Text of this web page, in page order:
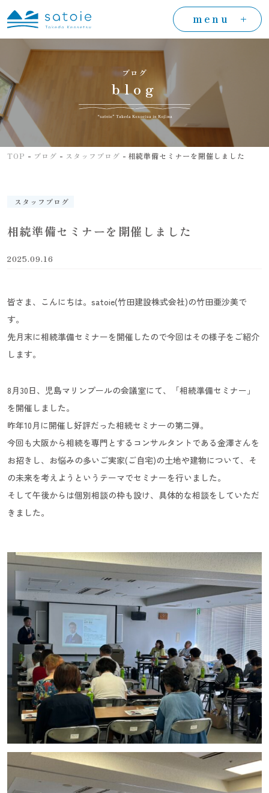
menu
ブログ
blog
TOP - ブログ - スタッフブログ - 相続準備セミナーを開催しました
スタッフブログ
相続準備セミナーを開催しました
2025.09.16
皆さま、こんにちは。satoie(竹田建設株式会社)の竹田亜沙美で
す。
先月末に相続準備セミナーを開催したので今回はその様子をご紹介
します。
8月30日、児島マリンプールの会議室にて、「相続準備セミナー」
を開催しました。
昨年10月に開催し好評だった相続セミナーの第二弾。
今回も大阪から相続を専門とするコンサルタントである金澤さんを
お招きし、お悩みの多いご実家(ご自宅)の土地や建物について、そ
の未来を考えようというテーマでセミナーを行いました。
そして午後からは個別相談の枠も設け、具体的な相談をしていただ
きました。